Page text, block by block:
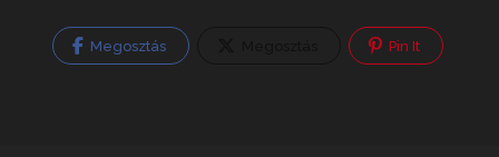
Megosztás Pin It